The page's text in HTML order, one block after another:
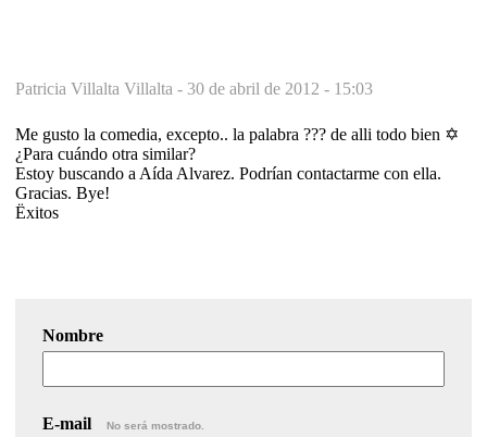
Patricia Villalta Villalta - 30 de abril de 2012 - 15:03
Me gusto la comedia, excepto.. la palabra ??? de alli todo bien ✡
¿Para cuándo otra similar?
Estoy buscando a Aída Alvarez. Podrían contactarme con ella.
Gracias. Bye!
Ëxitos
Nombre
E-mail No será mostrado.